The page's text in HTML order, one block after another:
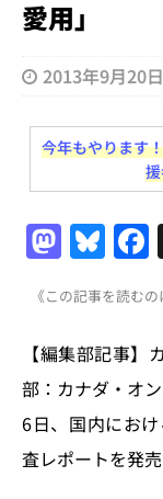
愛用」
2013年9月20日
今年もやります
M
a
st
o
d
o
n
Bl
u
e
s
k
y
《この記事を読む
【編集部記事
部：カナダ・オ
6日、国内にお
査レポートを発売